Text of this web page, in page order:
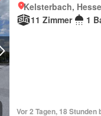
Kelsterbach,
11 Zimmer
1
Vor 2 Tagen, 18